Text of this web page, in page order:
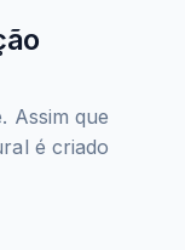
Assim que
é criado